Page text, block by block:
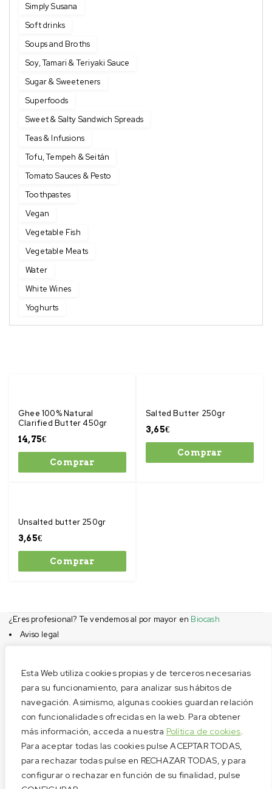
Esta Web utiliza cookies propias y de terceros necesarias
para su funcionamiento, para analizar sus hábitos de
navegación. Asimismo, algunas cookies guardan relación
con funcionalidades ofrecidas en la web. Para obtener
más información, acceda a nuestra Política de cookies.
Para aceptar todas las cookies pulse ACEPTAR TODAS,
para rechazar todas pulse en RECHAZAR TODAS, y para
configurar o rechazar en función de su finalidad, pulse
Simply Susana
Soft drinks
Soups and Broths
Soy, Tamari & Teriyaki Sauce
Sugar & Sweeteners
Superfoods
Sweet & Salty Sandwich Spreads
Teas & Infusions
Tofu, Tempeh & Seitán
Tomato Sauces & Pesto
Toothpastes
Vegan
Vegetable Fish
Vegetable Meats
Water
White Wines
Yoghurts
Ghee 100% Natural
Clarified Butter 450gr
14,75€
Comprar
Salted Butter 250gr
3,65€
Comprar
Unsalted butter 250gr
3,65€
Comprar
¿Eres profesional? Te vendemos al por mayor en Biocash
Aviso legal
Privacidad
Cookies
Condiciones de compra
Privacidad
Cookies